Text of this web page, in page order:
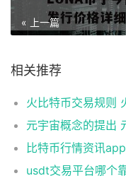
« 上一篇
相关推荐
火比特币交易规则
元宇宙概念的提出
比特币行情资讯app
usdt交易平台哪个